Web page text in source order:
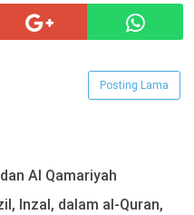
Posting Lama
Al Qamariyah
Inzal, dalam al-Quran,